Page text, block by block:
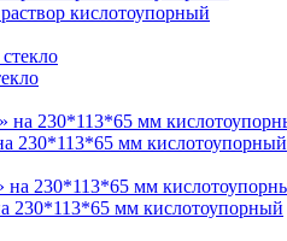
кислотоупорный
230*113*65 мм кислотоупорный
230*113*65 мм кислотоупорный